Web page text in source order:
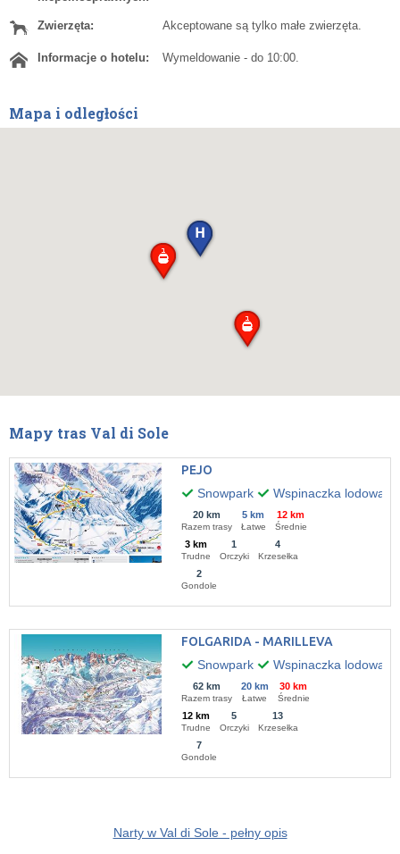
Zwierzęta: Akceptowane są tylko małe zwierzęta.
Informacje o hotelu: Wymeldowanie - do 10:00.
Mapa i odległości
Mapy tras Val di Sole
PEJO
Snowpark
Wspinaczka lodowa
20 km
Razem trasy
5 km
Łatwe
12 km
Średnie
3 km
Trudne
1
Orczyki
4
Krzesełka
2
Gondole
FOLGARIDA - MARILLEVA
Snowpark
Wspinaczka lodowa
62 km
Razem trasy
20 km
Łatwe
30 km
Średnie
12 km
Trudne
5
Orczyki
13
Krzesełka
7
Gondole
Narty w Val di Sole - pełny opis